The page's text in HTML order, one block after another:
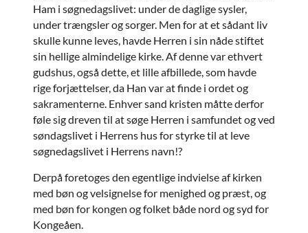
Ham i søgnedagslivet: under de daglige sysler,
under trængsler og sorger. Men for at et sådant liv
skulle kunne leves, havde Herren i sin nåde stiftet
sin hellige almindelige kirke. Af denne var ethvert
gudshus, også dette, et lille afbillede, som havde
rige forjættelser, da Han var at finde i ordet og
sakramenterne. Enhver sand kristen måtte derfor
føle sig dreven til at søge Herren i samfundet og ved
søndagslivet i Herrens hus for styrke til at leve
søgnedagslivet i Herrens navn!?
Derpå foretoges den egentlige indvielse af kirken
med bøn og velsignelse for menighed og præst, og
med bøn for kongen og folket både nord og syd for
Kongeåen.